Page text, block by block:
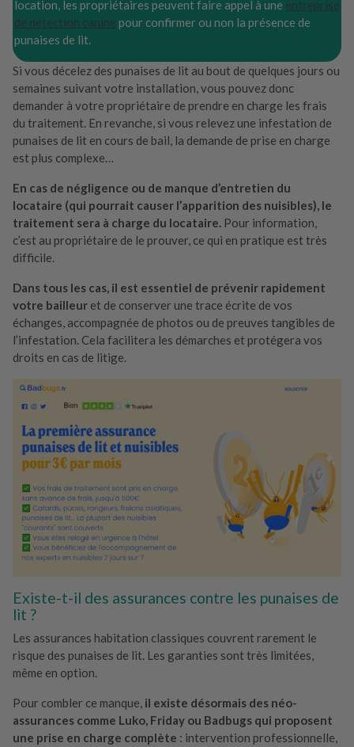
location, les propriétaires peuvent faire appel à une entreprise
de détection canine pour confirmer ou non la présence de
punaises de lit.
Si vous décelez des punaises de lit au bout de quelques jours ou
semaines suivant votre installation, vous pouvez donc
demander à votre propriétaire de prendre en charge les frais
du traitement. En revanche, si vous relevez une infestation de
punaises de lit en cours de bail, la demande de prise en charge
est plus complexe…
En cas de négligence ou de manque d’entretien du
locataire (qui pourrait causer l’apparition des nuisibles), le
traitement sera à charge du locataire. Pour information,
c’est au propriétaire de le prouver, ce qui en pratique est très
difficile.
Dans tous les cas, il est essentiel de prévenir rapidement
votre bailleur et de conserver une trace écrite de vos
échanges, accompagnée de photos ou de preuves tangibles de
l’infestation. Cela facilitera les démarches et protégera vos
droits en cas de litige.
Existe-t-il des assurances contre les punaises de
lit ?
Les assurances habitation classiques couvrent rarement le
risque des punaises de lit. Les garanties sont très limitées,
même en option.
Pour combler ce manque, il existe désormais des néo-
assurances comme Luko, Friday ou Badbugs qui proposent
une prise en charge complète : intervention professionnelle,